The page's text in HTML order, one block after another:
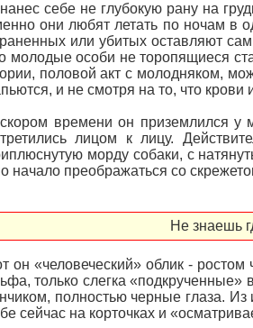
себе не глубокую рану на
они любят летать по ночам в
или убитых оставляют
молодые особи не торопящиеся
половой акт с молодняком,
и не смотря на то, что
времени он приземлился у
лицом к лицу.
морду собаки, с
начало преображаться со
Не знаешь
он «человеческий» облик -
только слегка «подкрученные»
полностью черные глаза.
сейчас на корточках и